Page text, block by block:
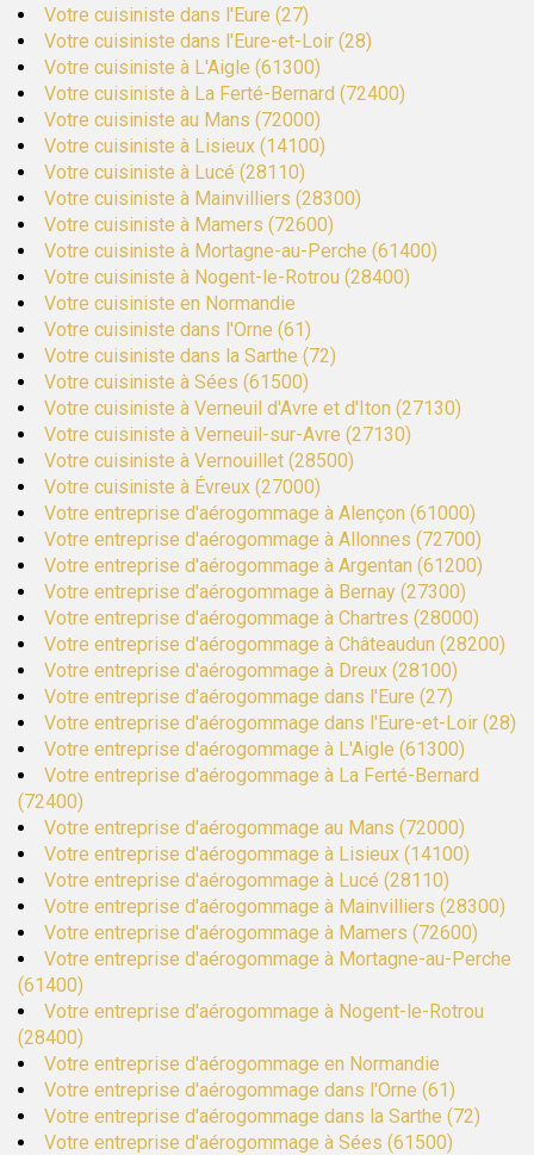
Votre cuisiniste dans l'Eure (27)
Votre cuisiniste dans l'Eure-et-Loir (28)
Votre cuisiniste à L'Aigle (61300)
Votre cuisiniste à La Ferté-Bernard (72400)
Votre cuisiniste au Mans (72000)
Votre cuisiniste à Lisieux (14100)
Votre cuisiniste à Lucé (28110)
Votre cuisiniste à Mainvilliers (28300)
Votre cuisiniste à Mamers (72600)
Votre cuisiniste à Mortagne-au-Perche (61400)
Votre cuisiniste à Nogent-le-Rotrou (28400)
Votre cuisiniste en Normandie
Votre cuisiniste dans l'Orne (61)
Votre cuisiniste dans la Sarthe (72)
Votre cuisiniste à Sées (61500)
Votre cuisiniste à Verneuil d'Avre et d'Iton (27130)
Votre cuisiniste à Verneuil-sur-Avre (27130)
Votre cuisiniste à Vernouillet (28500)
Votre cuisiniste à Évreux (27000)
Votre entreprise d'aérogommage à Alençon (61000)
Votre entreprise d'aérogommage à Allonnes (72700)
Votre entreprise d'aérogommage à Argentan (61200)
Votre entreprise d'aérogommage à Bernay (27300)
Votre entreprise d'aérogommage à Chartres (28000)
Votre entreprise d'aérogommage à Châteaudun (28200)
Votre entreprise d'aérogommage à Dreux (28100)
Votre entreprise d'aérogommage dans l'Eure (27)
Votre entreprise d'aérogommage dans l'Eure-et-Loir (28)
Votre entreprise d'aérogommage à L'Aigle (61300)
Votre entreprise d'aérogommage à La Ferté-Bernard
(72400)
Votre entreprise d'aérogommage au Mans (72000)
Votre entreprise d'aérogommage à Lisieux (14100)
Votre entreprise d'aérogommage à Lucé (28110)
Votre entreprise d'aérogommage à Mainvilliers (28300)
Votre entreprise d'aérogommage à Mamers (72600)
Votre entreprise d'aérogommage à Mortagne-au-Perche
(61400)
Votre entreprise d'aérogommage à Nogent-le-Rotrou
(28400)
Votre entreprise d'aérogommage en Normandie
Votre entreprise d'aérogommage dans l'Orne (61)
Votre entreprise d'aérogommage dans la Sarthe (72)
Votre entreprise d'aérogommage à Sées (61500)